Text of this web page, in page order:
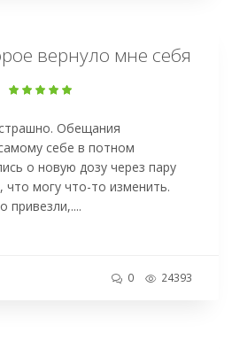
вернуло мне себя
Обещания
себе в потном
о новую дозу через пару
что могу что-то изменить.
привезли,....
0 24393